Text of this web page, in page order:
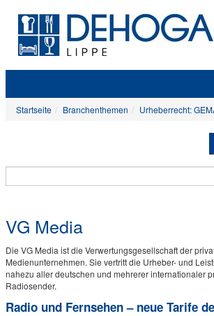
Startseite
Branchenthemen Urheberrecht:
VG Media
Die VG Media ist die Verwertungsgesellschaft der
Medienunternehmen. Sie vertritt die Urheber- und
nahezu aller deutschen und mehrerer internationaler
Radiosender.
Radio und Fernsehen – neue Tarife